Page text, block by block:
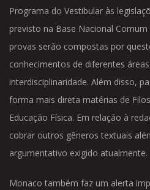
Programa do Vestibular às
previsto na Base Nacional
provas serão compostas por
conhecimentos de diferentes
interdisciplinaridade. Além disso,
forma mais direta matérias de
Educação Física. Em relação à
cobrar outros gêneros textuais
argumentativo exigido atualmente.
Monaco também faz um alerta